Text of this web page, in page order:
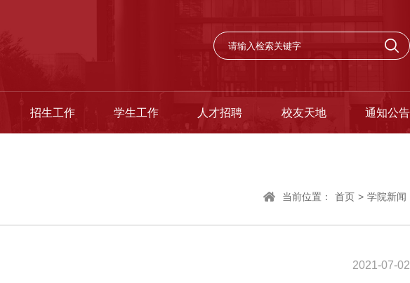
招生工作 学生工作 人才招聘 校友天地 通知公告
当前位置： 首页 > 学院新闻
2021-07-02